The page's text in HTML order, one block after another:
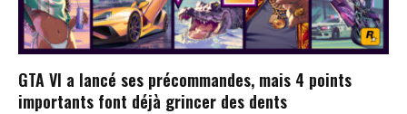
GTA VI a lancé ses précommandes, mais 4 points
importants font déjà grincer des dents